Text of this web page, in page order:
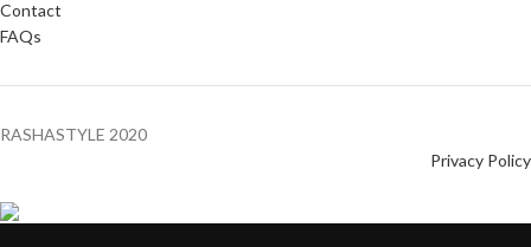
Contact
FAQs
RASHASTYLE 2020
Privacy Policy